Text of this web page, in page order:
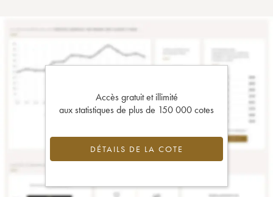
Accès gratuit et illimité
aux statistiques de plus de 150 000 cotes
DÉTAILS DE LA COTE